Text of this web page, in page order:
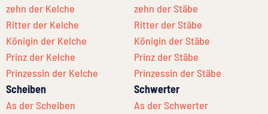
zehn der Kelche
Ritter der Kelche
Königin der Kelche
Prinz der Kelche
Prinzessin der Kelche
zehn der Stäbe
Ritter der Stäbe
Königin der Stäbe
Prinz der Stäbe
Prinzessin der Stäbe
Scheiben
As der Scheiben
Schwerter
As der Schwerter